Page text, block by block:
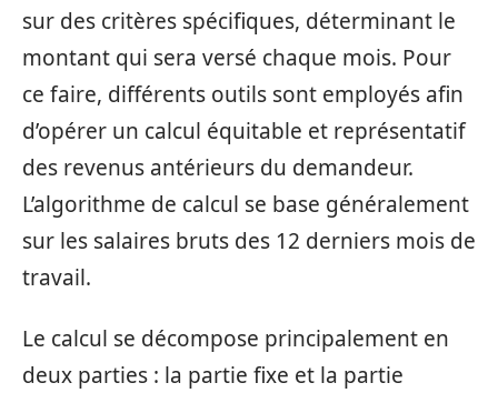
sur des critères spécifiques, déterminant le
montant qui sera versé chaque mois. Pour
ce faire, différents outils sont employés afin
d’opérer un calcul équitable et représentatif
des revenus antérieurs du demandeur.
L’algorithme de calcul se base généralement
sur les salaires bruts des 12 derniers mois de
travail.
Le calcul se décompose principalement en
deux parties : la partie fixe et la partie